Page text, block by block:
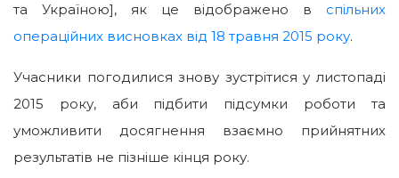
та Україною], як це відображено в спільних
операційних висновках від 18 травня 2015 року.
Учасники погодилися знову зустрітися у листопаді
2015 року, аби підбити підсумки роботи та
уможливити досягнення взаємно прийнятних
результатів не пізніше кінця року.